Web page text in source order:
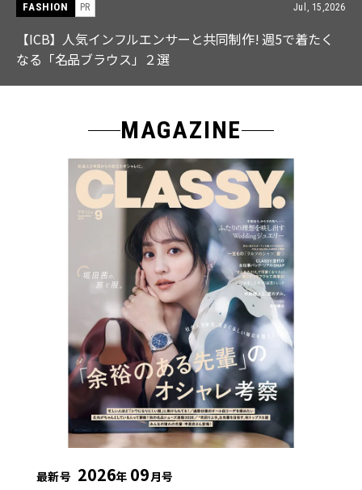
FASHION PR Jul, 15,2026
【ICB】人気インフルエンサーと共同制作! 週5で着たく
なる「名品ブラウス」２選
MAGAZINE
最新号 2026年 09月号